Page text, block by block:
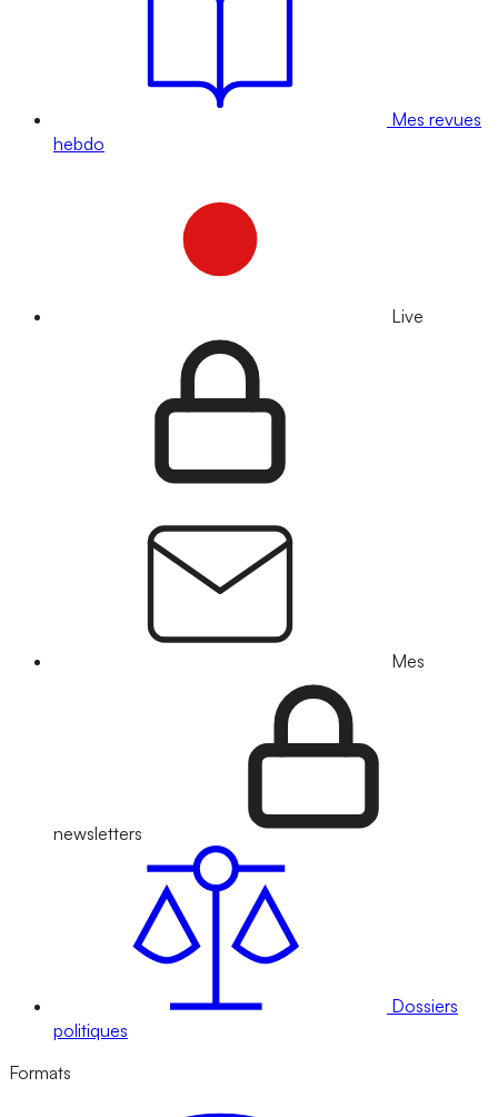
Mes revues
hebdo
Live
Mes
newsletters
Dossiers
politiques
Formats